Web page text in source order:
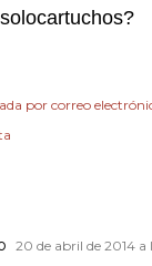
por correo
20 de abril de 2014 a